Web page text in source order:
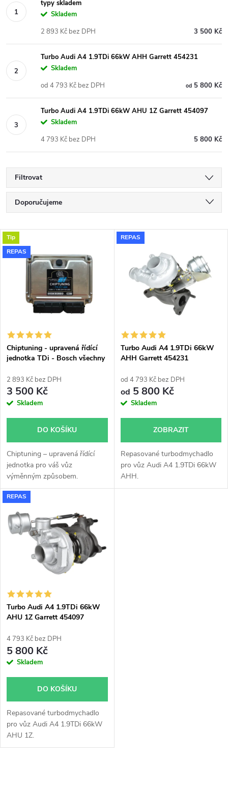
typy skladem
Skladem
3 500 Kč
2 893 Kč bez DPH
Turbo Audi A4 1.9TDi 66kW AHH Garrett 454231
Skladem
od5 800 Kč
od 4 793 Kč bez DPH
Turbo Audi A4 1.9TDi 66kW AHU 1Z Garrett 454097
Skladem
5 800 Kč
4 793 Kč bez DPH
Filtrovat
Ř
a
z
í
p
r
o
u
k
t
ů
Doporučujeme
Nejdražší
Nejprodávanější
V
ý
s
p
r
o
d
u
k
t
Tip
REPAS
Chiptuning - upravená řídící
jednotka TDi - Bosch všechny
2 893 Kč bez DPH
3 500 Kč
Skladem
DO KOŠÍKU
Chiptuning – upravená řídící
jednotka pro váš vůz
výměnným způsobem.
REPAS
Turbo Audi A4 1.9TDi 66kW
AHH Garrett 454231
od 4 793 Kč bez DPH
od 5 800 Kč
Skladem
ZOBRAZIT
Repasované turbodmychadlo
pro vůz Audi A4 1.9TDi 66kW
AHH.
REPAS
Turbo Audi A4 1.9TDi 66kW
AHU 1Z Garrett 454097
4 793 Kč bez DPH
5 800 Kč
Skladem
DO KOŠÍKU
Repasované turbodmychadlo
pro vůz Audi A4 1.9TDi 66kW
AHU 1Z.